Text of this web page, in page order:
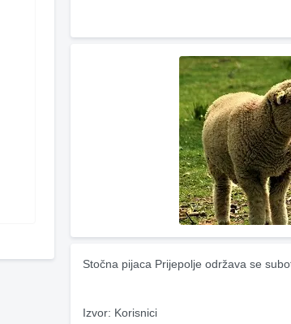
Stočna pijaca Prijepolje održava se
Izvor: Korisnici